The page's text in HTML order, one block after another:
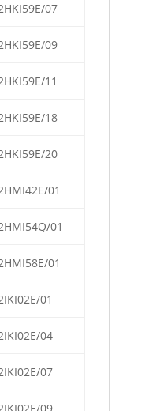
07
09
11
18
20
01
01
01
01
04
07